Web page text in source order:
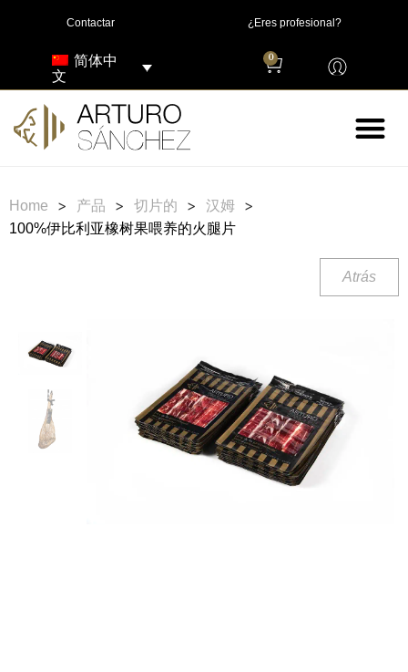
Contactar ¿Eres profesional?
简体中
文
0
Home > 产品 > 切片的 > 汉姆 >
100%伊比利亚橡树果喂养的火腿片
Atrás